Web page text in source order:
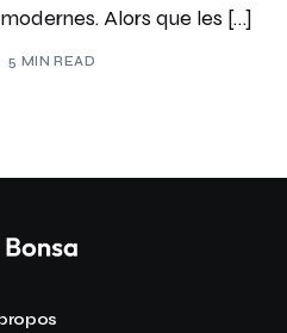
Alors que les […]
5 MIN READ